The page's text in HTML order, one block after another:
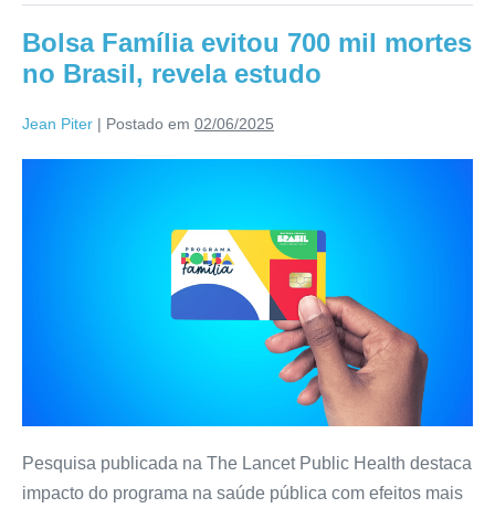
Bolsa Família evitou 700 mil mortes
no Brasil, revela estudo
Jean Piter | Postado em 02/06/2025
Pesquisa publicada na The Lancet Public Health destaca
impacto do programa na saúde pública com efeitos mais